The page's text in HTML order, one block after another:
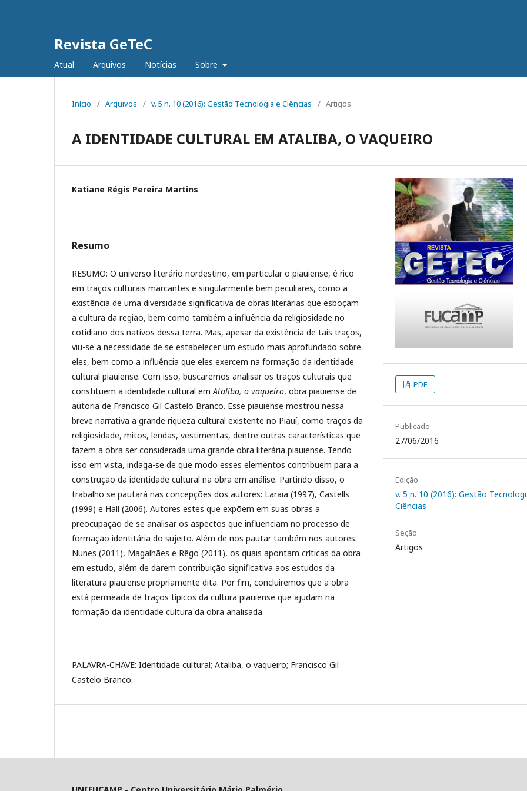
Revista GeTeC
Atual Arquivos Notícias Sobre
Início / Arquivos / v. 5 n. 10 (2016): Gestão Tecnologia e Ciências / Artigos
A IDENTIDADE CULTURAL EM ATALIBA, O VAQUEIRO
Katiane Régis Pereira Martins
Resumo
RESUMO: O universo literário nordestino, em particular o piauiense, é rico
em traços culturais marcantes e singularmente bem peculiares, como a
existência de uma diversidade significativa de obras literárias que esboçam
a cultura da região, bem como também a influência da religiosidade no
cotidiano dos nativos dessa terra. Mas, apesar da existência de tais traços,
viu-se a necessidade de se estabelecer um estudo mais aprofundado sobre
eles, bem como a influência que eles exercem na formação da identidade
cultural piauiense. Com isso, buscaremos analisar os traços culturais que
constituem a identidade cultural emAtaliba, o vaqueiro, obra piauiense de
autoria de Francisco Gil Castelo Branco. Esse piauiense mostrou nessa
breve narrativa a grande riqueza cultural existente no Piauí, como traços da
religiosidade, mitos, lendas, vestimentas, dentre outras características que
fazem a obra ser considerada uma grande obra literária piauiense. Tendo
isso em vista, indaga-se de que modo esses elementos contribuem para a
construção da identidade cultural na obra em análise. Partindo disso, o
trabalho se pautará nas concepções dos autores: Laraia (1997), Castells
(1999) e Hall (2006). Autores estes que expõem em suas obras a
preocupação de se analisar os aspectos que influenciam no processo de
formação identitária do sujeito. Além de nos pautar também nos autores:
Nunes (2011), Magalhães e Rêgo (2011), os quais apontam críticas da obra
em estudo, além de darem contribuição significativa aos estudos da
literatura piauiense propriamente dita. Por fim, concluiremos que a obra
está permeada de traços típicos da cultura piauiense que ajudam na
formação da identidade cultura da obra analisada.
PALAVRA-CHAVE: Identidade cultural; Ataliba, o vaqueiro; Francisco Gil
Castelo Branco.
PDF
Publicado
27/06/2016
Edição
v. 5 n. 10 (2016): Gestão
Ciências
Seção
Artigos